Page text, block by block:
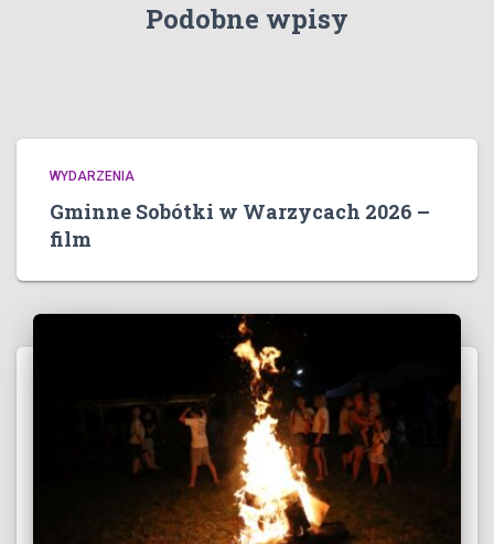
Podobne wpisy
WYDARZENIA
Gminne Sobótki w Warzycach 2026 –
film